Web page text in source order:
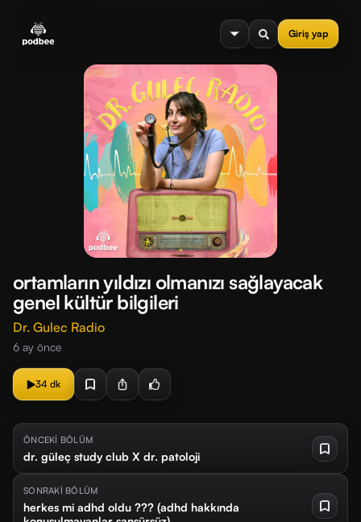
Giriş yap
menu
ortamların yıldızı olmanızı sağlayacak
genel kültür bilgileri
Dr. Gulec Radio
6 ay önce
34 dk
ÖNCEKİ BÖLÜM
dr. güleç study club X dr. patoloji
SONRAKİ BÖLÜM
herkes mi adhd oldu ??? (adhd hakkında